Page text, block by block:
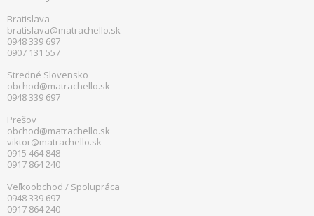
Bratislava
bratislava@matrachello.sk
0948 339 697
0907 131 557
Stredné Slovensko
obchod@matrachello.sk
0948 339 697
Prešov
obchod@matrachello.sk
viktor@matrachello.sk
0915 464 848
0917 864 240
Veľkoobchod / Spolupráca
0948 339 697
0917 864 240